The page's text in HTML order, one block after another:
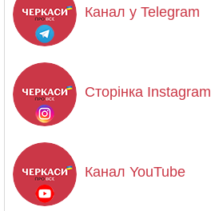
Канал у Telegram
Сторінка Instagram
Канал YouTube